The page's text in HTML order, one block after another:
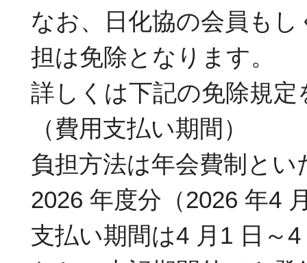
なお、日化協の会員も
担は免除となります。
詳しくは下記の免除規
（費用支払い期間）
負担方法は年会費制とい
2026 年度分（2026 年4
支払い期間は4 月1 日～